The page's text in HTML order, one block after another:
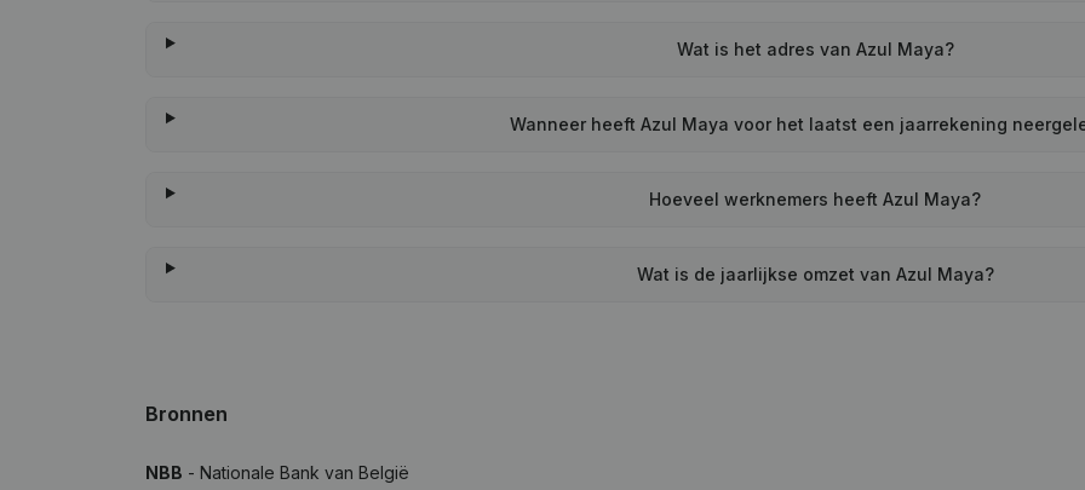
Wat is het adres van Azul Maya?
Wanneer heeft Azul Maya voor het laatst een jaarrekening
Hoeveel werknemers heeft Azul Maya?
Wat is de jaarlijkse omzet van Azul Maya?
Bronnen
NBB - Nationale Bank van België